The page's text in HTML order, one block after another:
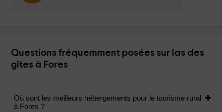
Questions fréquemment posées sur las des
gîtes à Fores
Où sont les meilleurs hébergements pour le tourisme rural
à Fores ?